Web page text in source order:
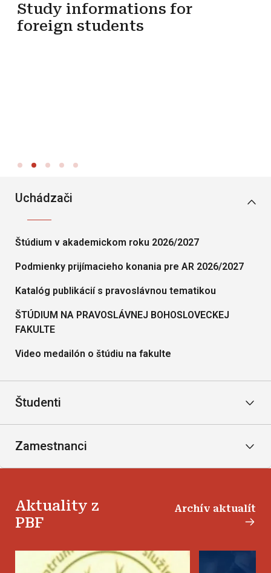
Study informations for
foreign students
Uchádzači
Štúdium v akademickom roku 2026/2027
Podmienky prijímacieho konania pre AR 2026/2027
Katalóg publikácií s pravoslávnou tematikou
ŠTÚDIUM NA PRAVOSLÁVNEJ BOHOSLOVECKEJ
FAKULTE
Video medailón o štúdiu na fakulte
Študenti
Zamestnanci
Aktuality z
PBF
Archív aktualít